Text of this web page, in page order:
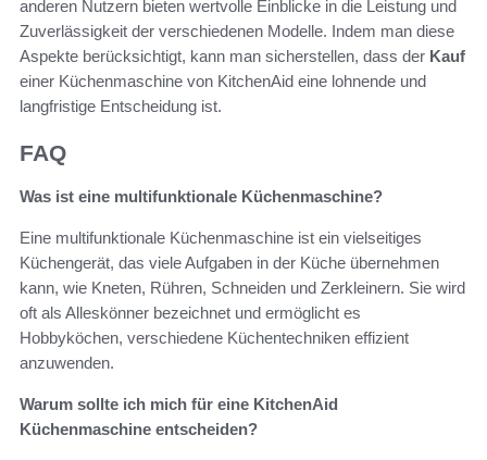
anderen Nutzern bieten wertvolle Einblicke in die Leistung und
Zuverlässigkeit der verschiedenen Modelle. Indem man diese
Aspekte berücksichtigt, kann man sicherstellen, dass der Kauf
einer Küchenmaschine von KitchenAid eine lohnende und
langfristige Entscheidung ist.
FAQ
Was ist eine multifunktionale Küchenmaschine?
Eine multifunktionale Küchenmaschine ist ein vielseitiges
Küchengerät, das viele Aufgaben in der Küche übernehmen
kann, wie Kneten, Rühren, Schneiden und Zerkleinern. Sie wird
oft als Alleskönner bezeichnet und ermöglicht es
Hobbyköchen, verschiedene Küchentechniken effizient
anzuwenden.
Warum sollte ich mich für eine KitchenAid
Küchenmaschine entscheiden?